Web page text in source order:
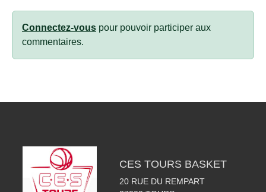
Connectez-vous pour pouvoir participer aux
commentaires.
CES TOURS BASKET
20 RUE DU REMPART